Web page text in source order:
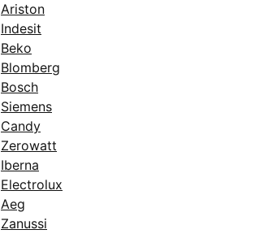
Ariston
Indesit
Beko
Blomberg
Bosch
Siemens
Candy
Zerowatt
Iberna
Electrolux
Aeg
Zanussi